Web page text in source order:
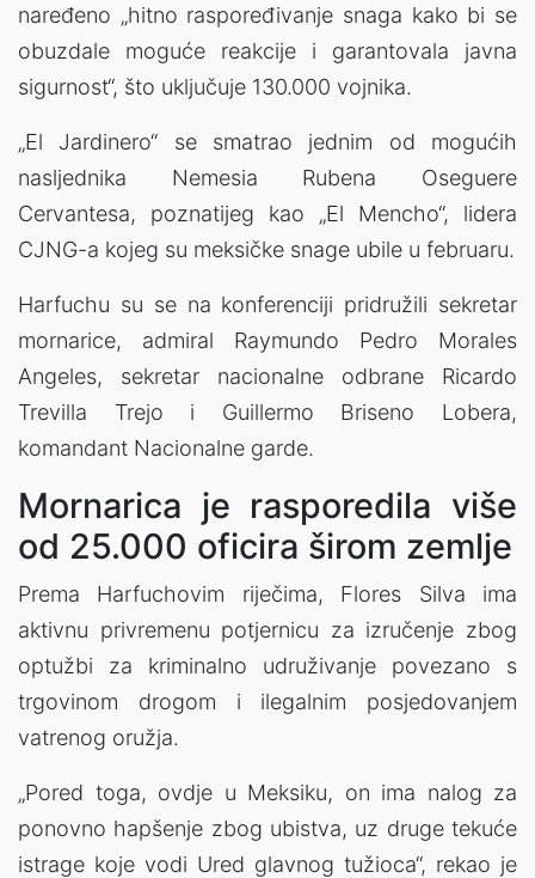
naređeno „hitno raspoređivanje snaga kako bi se
obuzdale moguće reakcije i garantovala javna
sigurnost“, što uključuje 130.000 vojnika.
„El Jardinero“ se smatrao jednim od mogućih
nasljednika Nemesia Rubena Oseguere
Cervantesa, poznatijeg kao „El Mencho“, lidera
CJNG-a kojeg su meksičke snage ubile u februaru.
Harfuchu su se na konferenciji pridružili sekretar
mornarice, admiral Raymundo Pedro Morales
Angeles, sekretar nacionalne odbrane Ricardo
Trevilla Trejo i Guillermo Briseno Lobera,
komandant Nacionalne garde.
Mornarica je rasporedila više
od 25.000 oficira širom zemlje
Prema Harfuchovim riječima, Flores Silva ima
aktivnu privremenu potjernicu za izručenje zbog
optužbi za kriminalno udruživanje povezano s
trgovinom drogom i ilegalnim posjedovanjem
vatrenog oružja.
„Pored toga, ovdje u Meksiku, on ima nalog za
ponovno hapšenje zbog ubistva, uz druge tekuće
istrage koje vodi Ured glavnog tužioca“, rekao je